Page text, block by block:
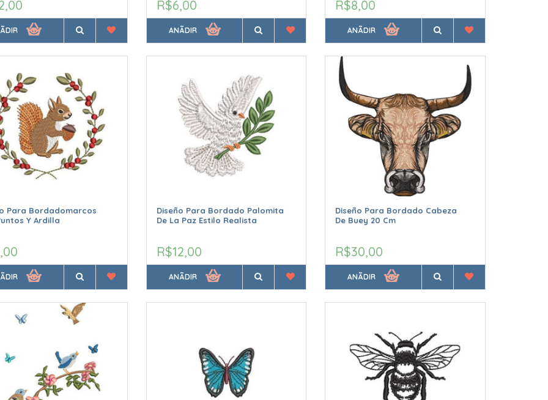
R$6,00
ANÃDIR
R$8,00
ANÃDIR
Para Bordadomarcos
Y Ardilla
Diseño Para Bordado Palomita
De La Paz Estilo Realista
R$12,00
ANÃDIR
Diseño Para Bordado Cabeza
De Buey 20 Cm
R$30,00
ANÃDIR